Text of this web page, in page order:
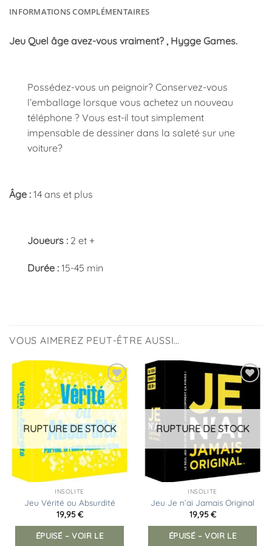
INFORMATIONS COMPLÉMENTAIRES
Jeu Quel âge avez-vous vraiment? , Hygge Games.
Possédez-vous un peignoir? Conservez-vous
l’emballage lorsque vous achetez un nouveau
téléphone ? Vous est-il tout simplement
impensable de dessiner dans la saleté sur une
voiture?
Âge : 14 ans et plus
Joueurs : 2 et +
Durée : 15-45 min
VOUS AIMEREZ PEUT-ÊTRE AUSSI…
Ajouter
à la
liste
d’envies
RUPTURE DE STOCK
INSOLITE
Jeu Vérité ou Absurdité
19,95€
ÉPUISÉ – VOIR LE
Ajouter
à la
liste
d’envies
RUPTURE DE STOCK
INSOLITE
Jeu Je n’ai Jamais Original
19,95€
ÉPUISÉ – VOIR LE